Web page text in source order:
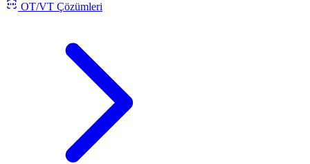
OT/VT Çözümleri